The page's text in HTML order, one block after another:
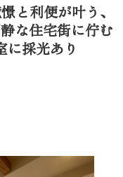
と利便が叶う、
な住宅街に佇む
に採光あり